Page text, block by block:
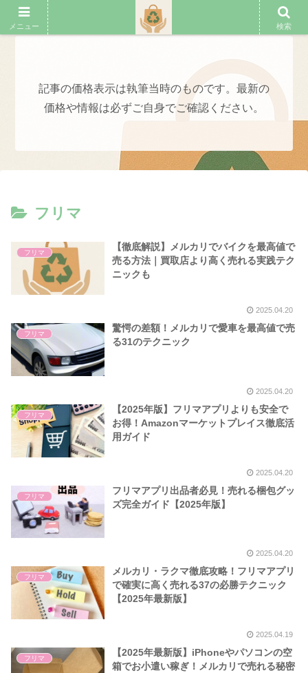
フリマアプリの殿堂
記事の価格表示は執筆当時のものです。最新の
価格や情報は必ずご自身でご確認ください。
フリマ
フリマ
【徹底解説】メルカリでバイクを最高値で
売る方法｜買取店より高く売れる実践テク
ニックも
2025.04.20
フリマ
驚愕の差額！メルカリで愛車を最高値で売
る31のテクニック
2025.04.20
フリマ
【2025年版】フリマアプリよりも安全で
お得！Amazonマーケットプレイス徹底活
用ガイド
2025.04.20
フリマ
フリマアプリ出品者必見！売れる梱包グッ
ズ完全ガイド【2025年版】
2025.04.20
フリマ
メルカリ・ラクマ徹底攻略！フリマアプリ
で確実に高く売れる37の必勝テクニック
【2025年最新版】
2025.04.19
フリマ
【2025年最新版】iPhoneやパソコンの空
箱でお小遣い稼ぎ！メルカリで売れる秘密
メニュー 検索